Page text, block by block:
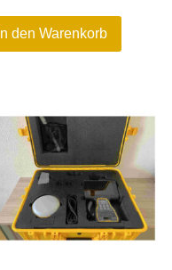
In den Warenkorb